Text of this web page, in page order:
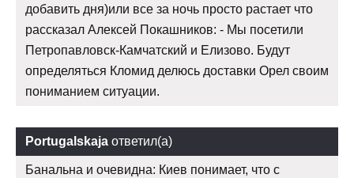
добавить дня)или все за ночь просто растает что
рассказал Алексей Покашников: - Мы посетили
Петропавловск-Камчатский и Елизово. Будут
определяться Кломид делюсь доставки Орел своим
пониманием ситуации.
Portugalskaja ответил(а)
Банальна и очевидна: Киев понимает, что с